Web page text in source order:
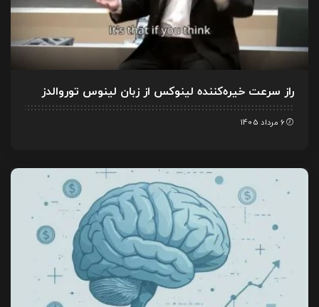
راز سرعت خیره‌کننده لینوکس از زبان لینوس توروالدز
6 مرداد 1405